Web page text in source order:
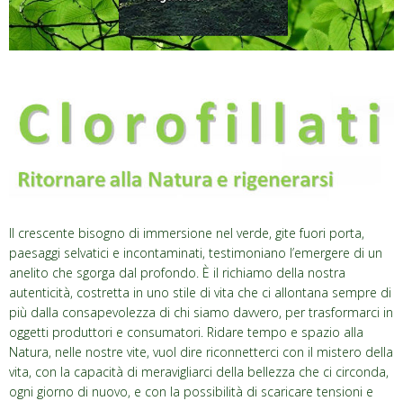
Il crescente bisogno di immersione nel verde, gite fuori porta,
paesaggi selvatici e incontaminati, testimoniano l’emergere di un
anelito che sgorga dal profondo. È il richiamo della nostra
autenticità, costretta in uno stile di vita che ci allontana sempre di
più dalla consapevolezza di chi siamo davvero, per trasformarci in
oggetti produttori e consumatori. Ridare tempo e spazio alla
Natura, nelle nostre vite, vuol dire riconnetterci con il mistero della
vita, con la capacità di meravigliarci della bellezza che ci circonda,
ogni giorno di nuovo, e con la possibilità di scaricare tensioni e